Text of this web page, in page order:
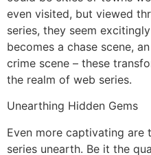
even visited, but viewed
series, they seem
becomes a chase scene,
crime scene – these
the realm of web series.
Unearthing Hidden Gems
Even more captivating are
series unearth. Be it the